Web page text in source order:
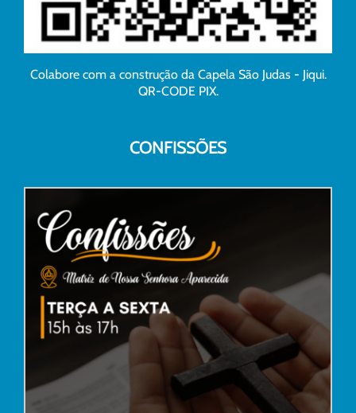
Colabore com a construção da Capela São Judas - Jiqui.
QR-CODE PIX.
CONFISSÕES